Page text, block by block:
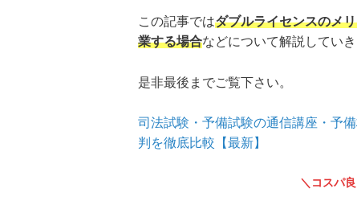
この記事ではダブルライセンスのメ
業する場合などについて解説していき
是非最後までご覧下さい。
司法試験・予備試験の通信講座・予
判を徹底比較【最新】
コスパ